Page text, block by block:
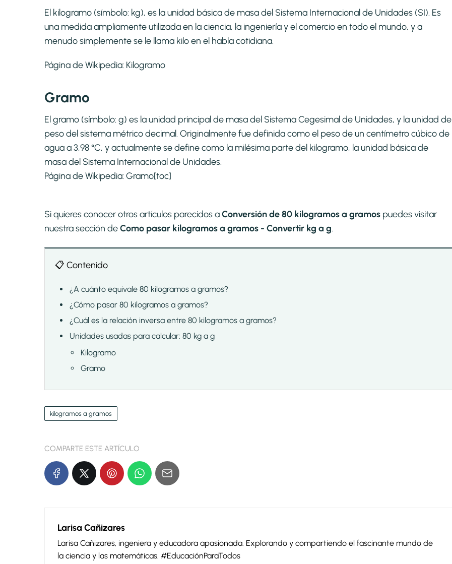
El kilogramo​ (símbolo: kg),​ es la unidad básica de masa del Sistema Internacional de Unidades (SI). Es
una medida ampliamente utilizada en la ciencia, la ingeniería y el comercio en todo el mundo, y a
menudo simplemente se le llama kilo en el habla cotidiana.
Página de Wikipedia: Kilogramo
Gramo
El gramo (símbolo: g) es la unidad principal de masa del Sistema Cegesimal de Unidades, y la unidad de
peso del sistema métrico decimal. Originalmente fue definida como el peso de un centímetro cúbico de
agua a 3,98 °C, y actualmente se define como la milésima parte del kilogramo, la unidad básica de
masa del Sistema Internacional de Unidades.
Página de Wikipedia: Gramo[toc]
Si quieres conocer otros artículos parecidos aConversión de 80 kilogramos a gramos puedes visitar
nuestra sección deComo pasar kilogramos a gramos - Convertir kg a g.
📋 Contenido
¿A cuánto equivale 80 kilogramos a gramos?
¿Cómo pasar 80 kilogramos a gramos?
¿Cuál es la relación inversa entre 80 kilogramos a gramos?
Unidades usadas para calcular: 80 kg a g
Kilogramo
Gramo
kilogramos a gramos
COMPARTE ESTE ARTÍCULO
Larisa Cañizares
Larisa Cañizares, ingeniera y educadora apasionada. Explorando y compartiendo el fascinante mundo de
la ciencia y las matemáticas. #EducaciónParaTodos